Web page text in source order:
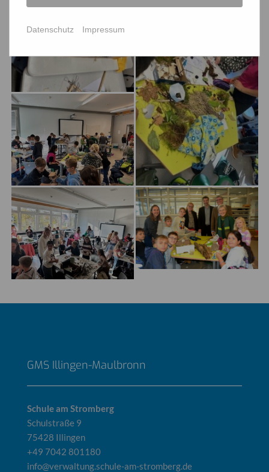
GMS Illingen-Maulbronn
Schule am Stromberg
Schulstraße 9
75428 Illingen
+49 7042 801180
info@verwaltung.schule-am-stromberg.de
Datenschutz Impressum